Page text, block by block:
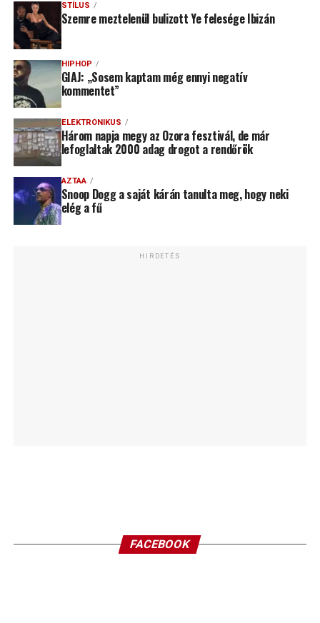
STÍLUS
Szemre meztelenül bulizott Ye felesége Ibizán
HIPHOP
GIAJ: „Sosem kaptam még ennyi negatív
kommentet”
ELEKTRONIKUS
Három napja megy az Ozora fesztivál, de már
lefoglaltak 2000 adag drogot a rendőrök
AZTAA
Snoop Dogg a saját kárán tanulta meg, hogy neki
elég a fű
HIRDETÉS
FACEBOOK